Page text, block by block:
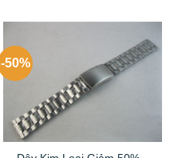
-50%